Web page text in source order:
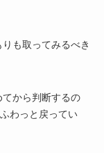
も取ってみるべき
から判断するの
わっと戻ってい